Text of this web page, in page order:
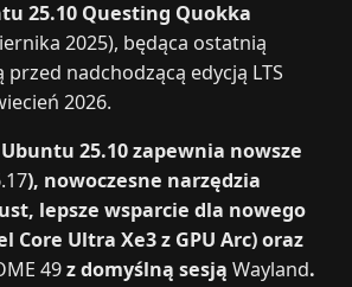
25.10 Questing Quokka
2025), będąca ostatnią
nadchodzącą edycją LTS
2026.
25.10 zapewnia nowsze
), nowoczesne narzędzia
lepsze wsparcie dla nowego
Core Ultra Xe3 z GPU Arc) oraz
49z domyślną sesją Wayland.